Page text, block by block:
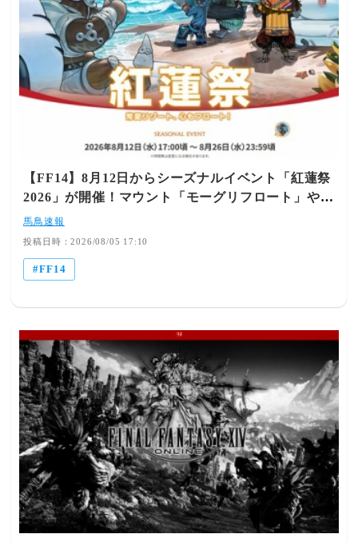
元:https://egg.5ch.io/test/read.cgi/ffo/1785900411/
【FF14】8月12日からシーズナルイベント「紅蓮祭
2026」が開催！マウント「モーグリフロート」や家
具がイベントアイテムに
馬鳥速報
投稿日時：2026/08/05 17:10
FF14